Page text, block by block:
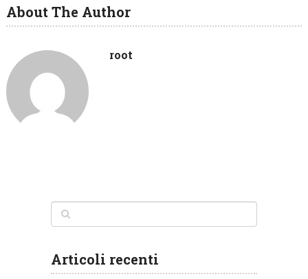
About The Author
root
Articoli recenti